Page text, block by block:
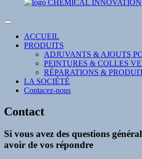
ACCUEIL
PRODUITS
ADJUVANTS & AJOUTS
PEINTURES & COLLES
RÉPARATIONS &
LA SOCIÉTÉ
Contacez-nous
Contact
Si vous avez des questions
avoir de vos répondre